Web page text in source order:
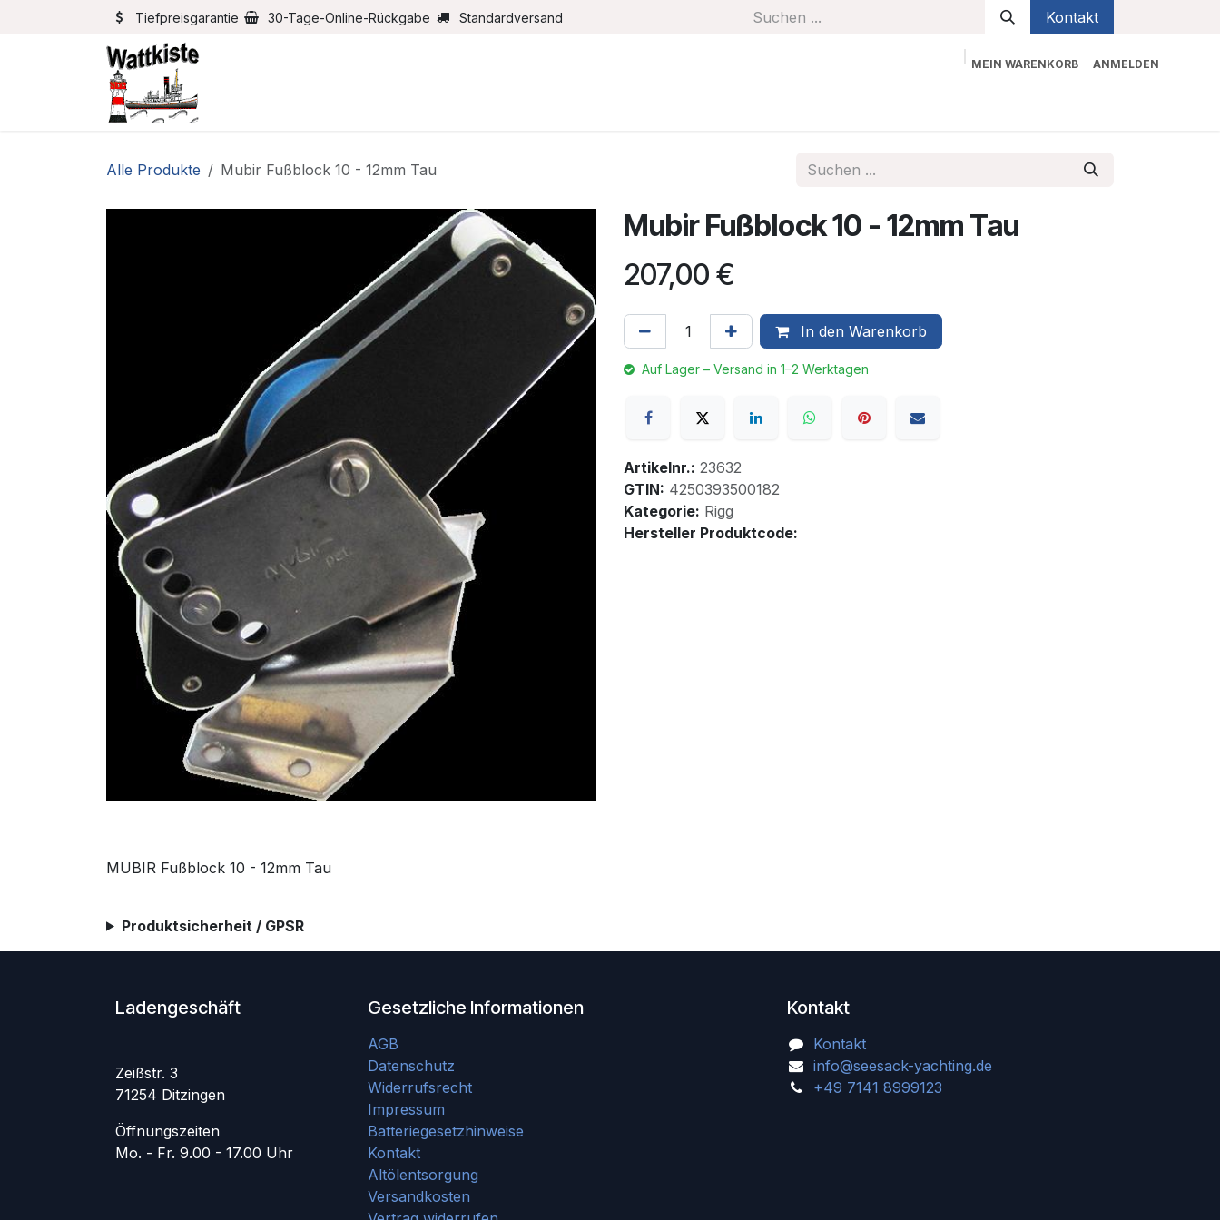
Zum Inhalt springenTiefpreisgarantie 30-Tage-Online-Rückgabe Standardversand Kontakt
MEIN WARENKORB ANMELDEN
Alle Produkte Mubir Fußblock 10 - 12mm Tau
Mubir Fußblock 10 - 12mm Tau
207,00 €
In den Warenkorb
Auf Lager – Versand in 1–2 Werktagen
Artikelnr.: 23632
GTIN: 4250393500182
Kategorie: Rigg
Hersteller Produktcode:
MUBIR Fußblock 10 - 12mm Tau
Produktsicherheit / GPSR
Ladengeschäft
Zeißstr. 3
71254 Ditzingen
Öffnungszeiten
Mo. - Fr. 9.00 - 17.00 Uhr
Kontakt
Kontakt
info@seesack-yachting.de
+49 7141 8999123
Gesetzliche Informationen
AGB
Datenschutz
Widerrufsrecht
Impressum
Batteriegesetzhinweise
Kontakt
Altölentsorgung
Versandkosten